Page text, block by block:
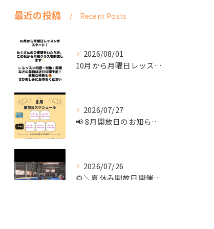
最近の投稿 Recent Posts
2026/08/01
10月から月曜日レッスンがスタート！
2026/07/27
📢 8月開放日のお知らせ 📢
2026/07/26
🌻＼夏休み開放日開催！／🌻